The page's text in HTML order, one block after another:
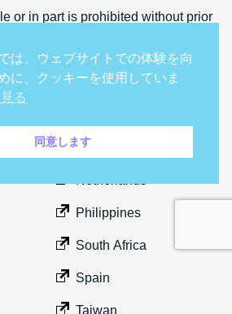
or in part is prohibited without prior
SITES
Middle East
Philippines
South Africa
Spain
Taiwan
は、ウェブサイトでの体験を向
に、クッキーを使用していま
る
同意します